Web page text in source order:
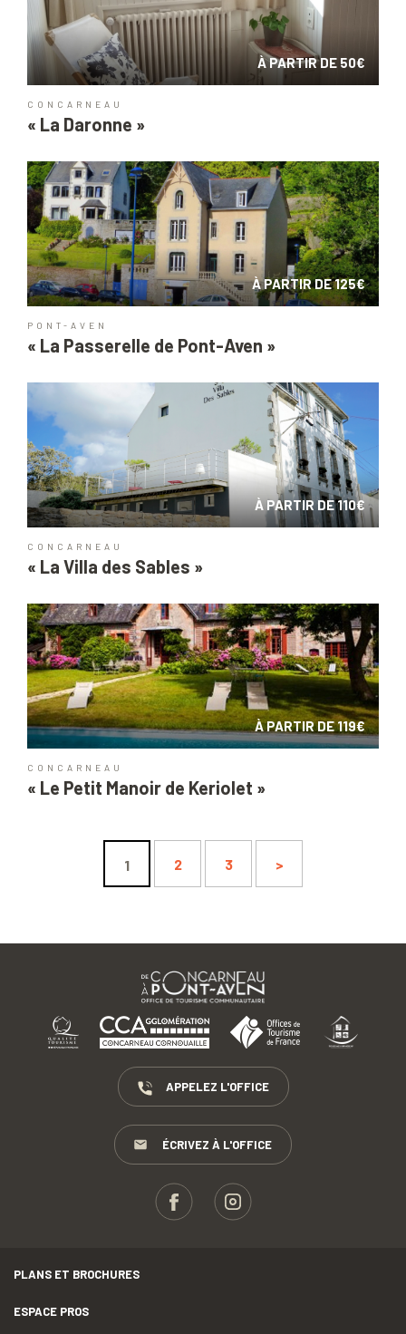
À PARTIR DE 50€
CONCARNEAU
« La Daronne »
À PARTIR DE 125€
PONT-AVEN
« La Passerelle de Pont-Aven »
À PARTIR DE 110€
CONCARNEAU
« La Villa des Sables »
À PARTIR DE 119€
CONCARNEAU
« Le Petit Manoir de Keriolet »
1 2 3 >
APPELEZ L'OFFICE
ÉCRIVEZ À L'OFFICE
PLANS ET BROCHURES
ESPACE PROS